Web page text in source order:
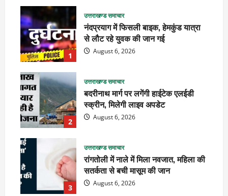
1
उत्तराखण्ड समाचार
नंदप्रयाग में फिसली बाइक, हेमकुंड यात्रा
से लौट रहे युवक की जान गई
August 6, 2026
2
उत्तराखण्ड समाचार
बदरीनाथ मार्ग पर लगेंगी हाईटेक एलईडी
स्क्रीन, मिलेगी लाइव अपडेट
August 6, 2026
3
उत्तराखण्ड समाचार
रांगतोली में नाले में मिला नवजात, महिला की
सतर्कता से बची मासूम की जान
August 6, 2026